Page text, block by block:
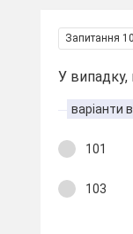
Запитання 10
У випадку,
варіанти
101
103